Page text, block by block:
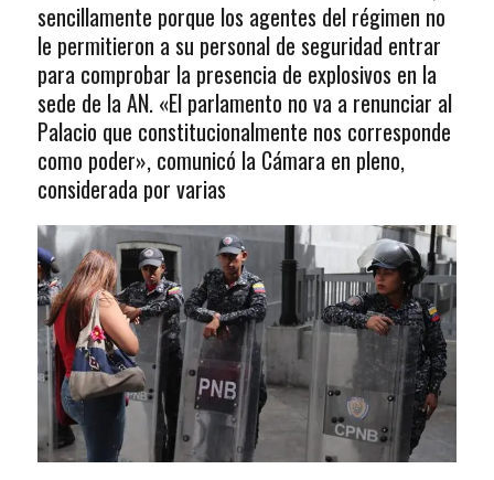
sencillamente porque los agentes del régimen no
le permitieron a su personal de seguridad entrar
para comprobar la presencia de explosivos en la
sede de la AN. «El parlamento no va a renunciar al
Palacio que constitucionalmente nos corresponde
como poder», comunicó la Cámara en pleno,
considerada por varias